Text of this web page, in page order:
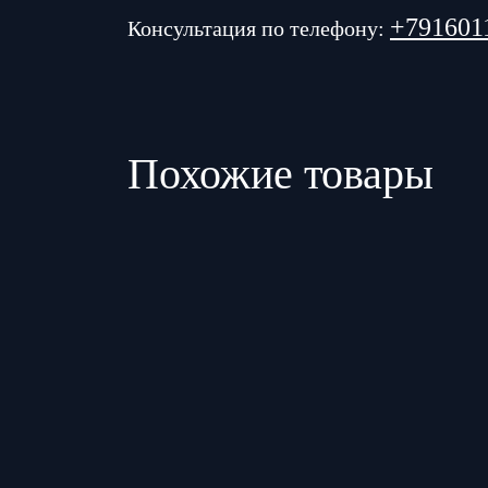
Консультация по телефону:
Похожие товары